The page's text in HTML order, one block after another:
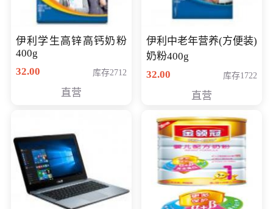
伊利学生高锌高钙奶粉
400g
32.00
库存2712
直营
伊利中老年营养(方便装)
奶粉400g
32.00
库存1722
直营